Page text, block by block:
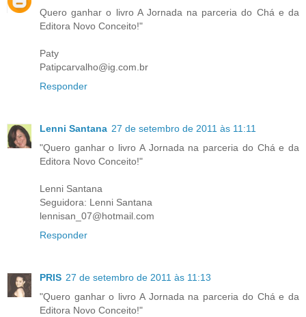
Quero ganhar o livro A Jornada na parceria do Chá e da
Editora Novo Conceito!"
Paty
Patipcarvalho@ig.com.br
Responder
Lenni Santana 27 de setembro de 2011 às 11:11
"Quero ganhar o livro A Jornada na parceria do Chá e da
Editora Novo Conceito!"
Lenni Santana
Seguidora: Lenni Santana
lennisan_07@hotmail.com
Responder
PRIS 27 de setembro de 2011 às 11:13
"Quero ganhar o livro A Jornada na parceria do Chá e da
Editora Novo Conceito!"